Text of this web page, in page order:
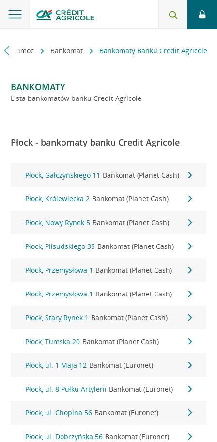
i pomoc Bankomat Bankomaty Banku Credit Agricole
BANKOMATY
Lista bankomatów banku Credit Agricole
Płock - bankomaty banku Credit Agricole
Płock, Gałczyńskiego 11 Bankomat (Planet Cash)
Płock, Królewiecka 2 Bankomat (Planet Cash)
Płock, Nowy Rynek 5 Bankomat (Planet Cash)
Płock, Piłsudskiego 35 Bankomat (Planet Cash)
Płock, Przemysłowa 1 Bankomat (Planet Cash)
Płock, Przemysłowa 1 Bankomat (Planet Cash)
Płock, Stary Rynek 1 Bankomat (Planet Cash)
Płock, Tumska 20 Bankomat (Planet Cash)
Płock, ul. 1 Maja 12 Bankomat (Euronet)
Płock, ul. 8 Pułku Artylerii Bankomat (Euronet)
Płock, ul. Chopina 56 Bankomat (Euronet)
Płock, ul. Dobrzyńska 56 Bankomat (Euronet)